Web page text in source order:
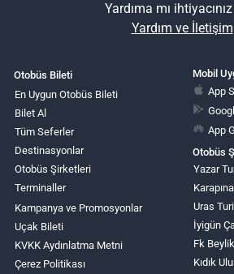
Yardıma mı
Yardım ve İletişim
Otobüs Bileti
En Uygun Otobüs Bileti
Bilet Al
Tüm Seferler
Destinasyonlar
Otobüs Şirketleri
Terminaller
Kampanya ve Promosyonlar
Uçak Bileti
KVKK Aydınlatma Metni
Çerez Politikası
Mobil
App
App
Otobüs
Yazar
Uras
İyigün
Fk
Kıdık